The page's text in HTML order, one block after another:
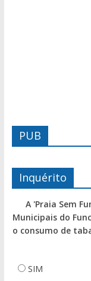
PUB
Inquérito
A 'Praia Sem
Municipais do
o consumo de
SIM